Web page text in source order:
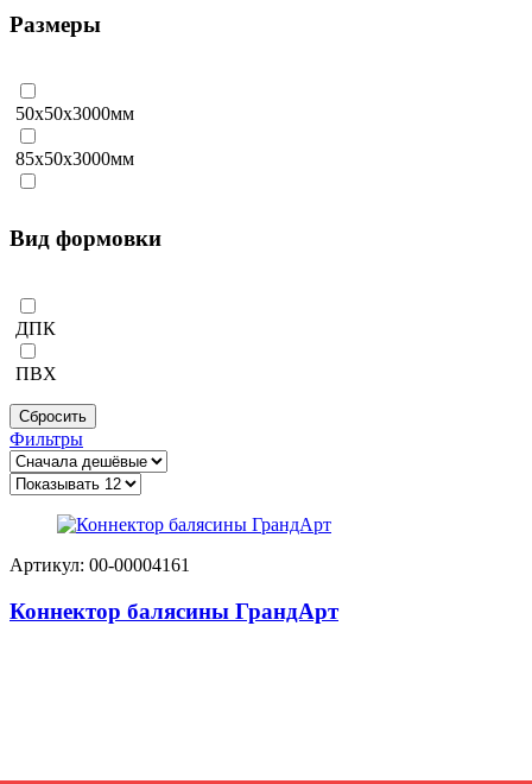
Размеры
50х50х3000мм
85х50х3000мм
100х100х3000мм
Вид формовки
ДПК
ПВХ
Сбросить
Фильтры
Артикул: 00-00004161
Коннектор балясины ГрандАрт